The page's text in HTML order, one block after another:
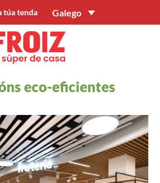
túa tenda Galego
eco-eficientes